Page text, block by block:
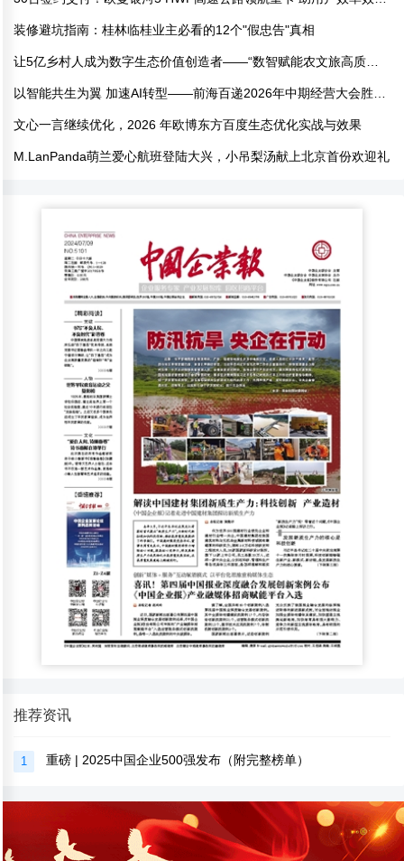
装修避坑指南：桂林临桂业主必看的12个"假忠告"真相
文心一言继续优化，2026 年欧博东方百度生态优化实战与效果
M.LanPanda萌兰爱心航班登陆大兴，小吊梨汤献上北京首份欢迎礼
推荐资讯
1 重磅 | 2025中国企业500强发布（附完整榜单）